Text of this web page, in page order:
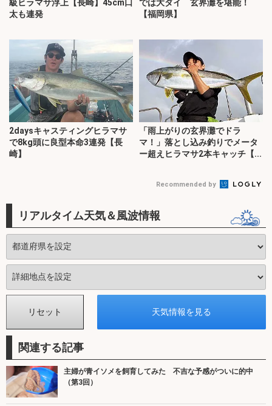
級ヒラマサ浮上【長崎】45cm口
太も連発
では大ダイ 玄界灘を堪能！
【福岡県】
2daysキャスティングヒラマサ
で8kg頭に良型本命3連発【長
崎】
「雨上がりの玄界灘でドラ
マ！」落とし込み釣りでメータ
ー超えヒラマサ2本キャッチ【...
Recommended by
リアルタイム天気＆風波情報
関連する記事
主婦が青イソメを飼育してみた 不吉な予感がついに的中
（第3回）